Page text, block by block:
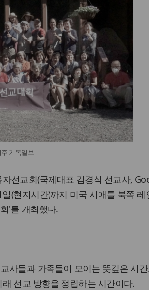
기독일보
선교회(국제대표 김경식 선교사,
(현지시간)까지 미국 시애틀 북쪽 레
'를 개최했다.
사들과 가족들이 모이는 뜻깊은 시
선교 방향을 정립하는 시간이다.